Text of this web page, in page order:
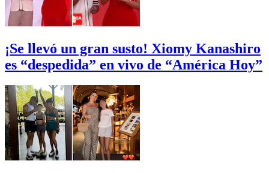
¡Se llevó un gran susto! Xiomy Kanashiro
es “despedida” en vivo de “América Hoy”